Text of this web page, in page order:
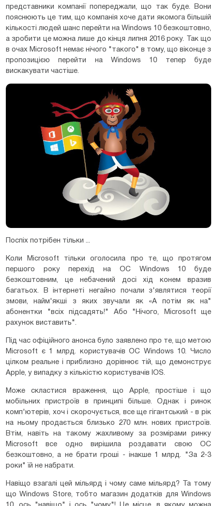
представники компанії попереджали, що так буде. Вони
пояснюють це тим, що компанія хоче дати якомога більшій
кількості людей шанс перейти на Windows 10 безкоштовно,
а зробити це можна лише до кінця липня 2016 року. Так що
в очах Microsoft немає нічого "такого" в тому, що віконце з
пропозицією перейти на Windows 10 тепер буде
вискакувати частіше.
Поспіх потрібен тільки ...
Коли Microsoft тільки оголосила про те, що протягом
першого року перехід на ОС Windows 10 буде
безкоштовним, це небачений досі хід конем вразив
багатьох. В інтернеті негайно почали з'являтися теорії
змови, найм'якші з яких звучали як «А потім як на"
абонентки "всіх підсадять!" Або "Нічого, Microsoft ще
рахунок виставить".
Під час офіційного анонса було заявлено про те, що метою
Microsoft є 1 млрд. користувачів ОС Windows 10. Число
цілком реальне і приблизно дорівнює тій, що демонструє
Apple, у випадку з кількістю користувачів IOS.
Може скластися враження, що Apple, простіше і що
мобільних пристроїв в принципі більше. Однак і ринок
комп'ютерів, хоч і скорочується, все ще гігантський - в рік
на ньому продається близько 270 млн. нових пристроїв.
Втім, навіть на такому жахливому за розмірами ринку
Microsoft все одно вирішила роздавати свою ОС
безкоштовно, а не брати гроші - інакше 1 млрд. "За 2-3
роки" їй не набрати.
Навіщо взагалі цей мільярд і чому саме мільярд? Та тому
що Windows Store, тобто магазин додатків для Windows